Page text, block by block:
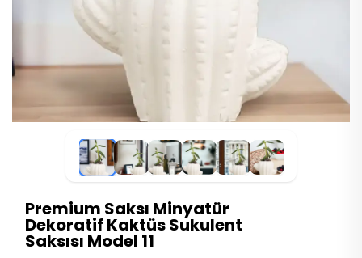
Premium Saksı Minyatür
Dekoratif Kaktüs Sukulent
Saksısı Model 11